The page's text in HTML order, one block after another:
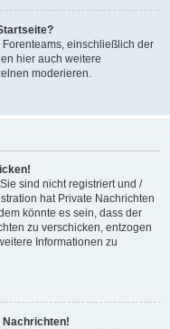
einschließlich der
hier auch weitere
moderieren.
sind nicht registriert und /
hat Private Nachrichten
könnte es sein, dass der
zu verschicken, entzogen
Informationen zu
Nachrichten!